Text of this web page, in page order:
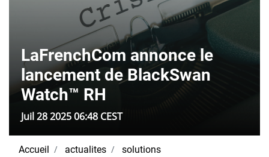
LaFrenchCom annonce le
lancement de BlackSwan
Watch™ RH
Juil 28 2025 06:48 CEST
Accueil actualites solutions